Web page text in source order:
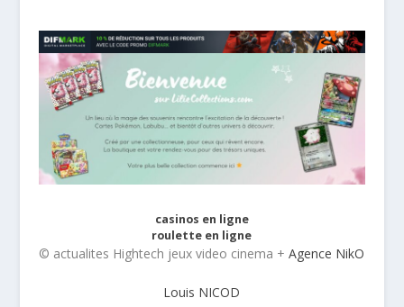
casinos en ligne
roulette en ligne
© actualites Hightech jeux video cinema +Agence NikO
Louis NICOD